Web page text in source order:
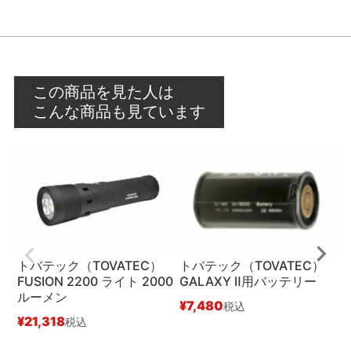
この商品を見た人は
こんな商品も見ています
トバテック（TOVATEC）
FUSION 2200 ライト 2000
ルーメン
¥21,318税込
トバテック（TOVATEC）
GALAXY Ⅱ用バッテリー
¥7,480税込